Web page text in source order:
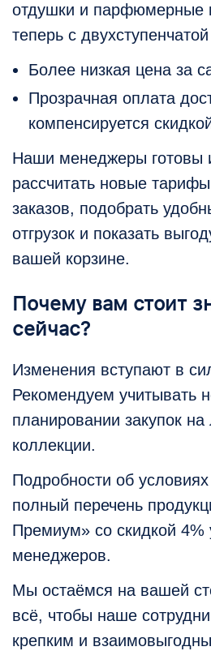
отдушки и парфюмерные
теперь с
Более низкая цена за
Прозрачная оплата
компенсируется
Наши менеджеры готовы
рассчитать новые
заказов, подобрать
отгрузок и показать
вашей корзине.
Почему вам стоит
сейчас?
Изменения вступают в
Рекомендуем учитывать
планировании закупок
коллекции.
Подробности об
полный перечень
Премиум» со скидкой 4%
менеджеров.
Мы остаёмся на вашей
всё, чтобы наше
крепким и